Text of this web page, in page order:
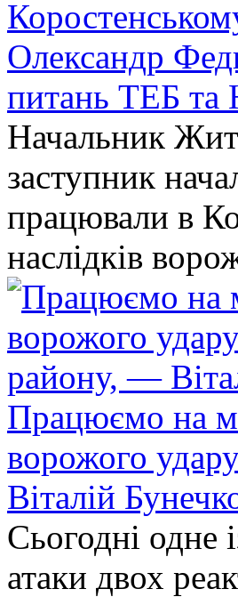
Олександр
питань ТЕБ та
Начальник
заступник
працювали в
наслідків
Працюємо на
ворожого
Віталій
Сьогодні одне
атаки двох